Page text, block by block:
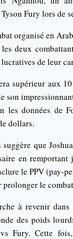
Fury lors de
organisé en
deux
de leur
supérieur aux
son
les données de
dollars.
que
en remportant
le PPV (pay-
le
à revenir
des poids
Fury. Cette